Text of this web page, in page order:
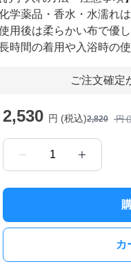
学薬品・香水・水濡れ
用後は柔らかい布で優
時間の着用や入浴時の
ご注文確定
2,530 円 (税込)2,820 円 (
1
カ